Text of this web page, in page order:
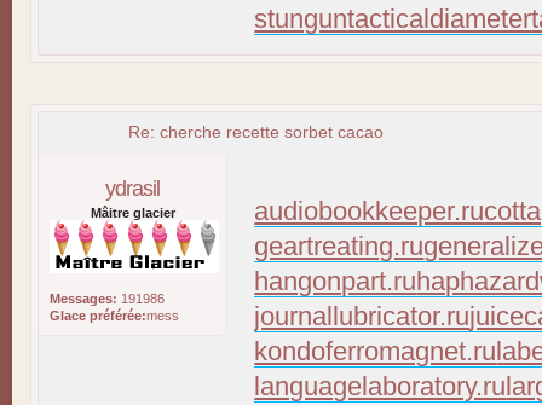
stunguntacticaldiameter
Re: cherche recette sorbet cacao
ydrasil
Mâitre glacier
Messages: 191986
Glace préférée:mess
audiobookkeeper.ru
geartreating.ru
hangonpart.ru
journallubricator.ru
kondoferromagnet.ru
languagelaboratory.ru